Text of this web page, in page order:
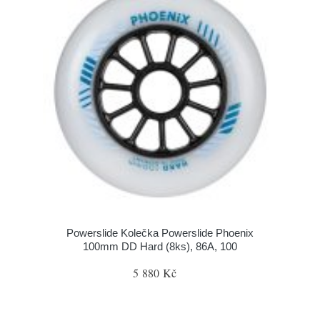
Powerslide Kolečka Powerslide Phoenix
100mm DD Hard (8ks), 86A, 100
5 880 Kč